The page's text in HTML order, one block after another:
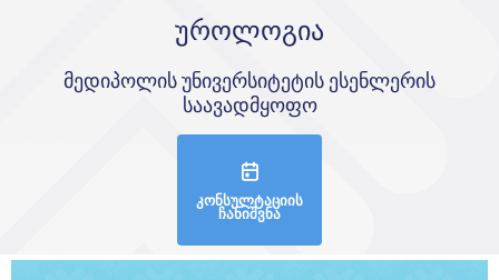
უროლოგია
მედიპოლის უნივერსიტეტის ესენლერის
საავადმყოფო
კონსულტაციის
ჩანიშვნა